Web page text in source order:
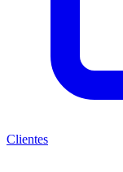
Clientes